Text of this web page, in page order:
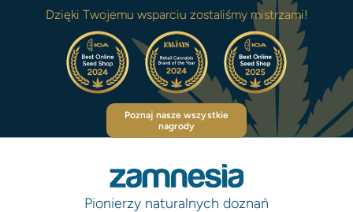
Dzięki Twojemu wsparciu zostaliśmy mistrzami!
Poznaj nasze wszystkie
nagrody
Pionierzy naturalnych doznań